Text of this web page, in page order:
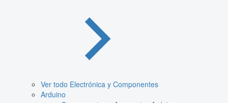
Ver todo Electrónica y Componentes
Arduino